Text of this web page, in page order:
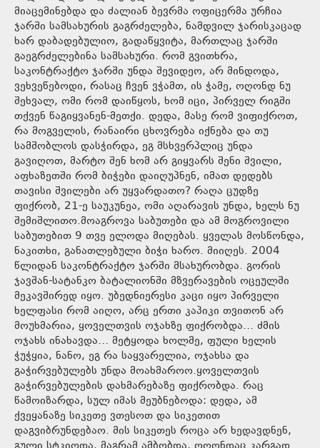
მიაცემინებდა და ძალიან ბევრმა ოფიცერმა ურჩია
ჯარში სამსახურის გაგრძელება, ნამდვილ ჯარისკაცად
ხარ დაბადებულიო, გადაწყვიტა, მართლაც ჯარში
გაეგრძელებინა სამსახური. რომ გვითხრა,
საკონტრაქტო ჯარში უნდა შევიდეო, არ მინდოდა,
ვეხვეწებოდი, რასაც ჩვენ ვჭამთ, ის ჭამე, ოღონდ ნუ
შეხვალ, ომი რომ დაიწყოს, ხომ იცი, პირველ რიგში
თქვენ წაგიყვანენ-მეთქი. დედა, მასე რომ ვიფიქროთ,
რა მოგველის, რანაირი ცხოვრება იქნება და თუ
სამშობლოს დასჭირდა, ეგ მსხვერპლიც უნდა
გავიღოთ, მარტო შენ ხომ არ გიყვარს შენი შვილი,
აფხაზეთში რომ ბიჭები დაიღუპნენ, იმათ დედებს
თავისი შვილები არ უყვარდათო? რაღა ცუდზე
ფიქრობ, 21-ე საუკუნეა, ომი აღარავის უნდა, ხელს ნუ
შემიშლითო.მოაგროვა საბუთები და ამ მოგროვილი
საბუთებით 9 თვე ელოდა მიღებას. ყველას მოსწონდა,
ნაკითხი, განათლებული ბიჭი ხარო. მიიღეს. 2004
წლიდან საკონტრაქტო ჯარში მსახურობდა. გორის
ჯავშან-სატანკო ბატალიონში მზვერავების ოცეულში
მეკავშირედ იყო. უბედნიერესი კაცი იყო პირველი
ხელფასი რომ აიღო, არც ერთი კაპიკი თვითონ არ
მოუხმარია, ყოველთვის ოჯახზე ფიქრობდა… ძმის
ოჯახს ინახავდა… მეტყოდა ხოლმე, ფული ხელის
ჭუჭყია, ნანო, ეგ რა საყვარელია, ოჯახსა და
გაჭირვებულებს უნდა მოახმაროო.ყოველთვის
გაჭირვებულების დახმარებაზე ფიქრობდა. რაც
წამოიზარდა, სულ იმას მეუბნებოდა: დედა, ამ
ქვეყანაზე სიკეთე ვთესოთ და სიკეთით
დაგვიბრუნდებაო. მის სიკეთეს როცა არ ხედავდნენ,